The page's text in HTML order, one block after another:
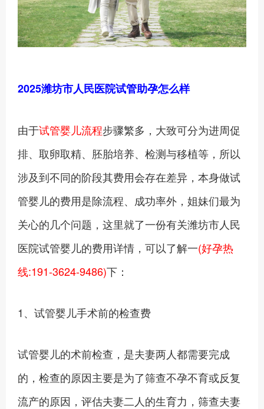
2025潍坊市人民医院试管助孕怎么样
由于试管婴儿流程步骤繁多，大致可分为进周促
排、取卵取精、胚胎培养、检测与移植等，所以
涉及到不同的阶段其费用会存在差异，本身做试
管婴儿的费用是除流程、成功率外，姐妹们最为
关心的几个问题，这里就了一份有关潍坊市人民
医院试管婴儿的费用详情，可以了解一(好孕热
线:191-3624-9486)下：
1、试管婴儿手术前的检查费
试管婴儿的术前检查，是夫妻两人都需要完成
的，检查的原因主要是为了筛查不孕不育或反复
流产的原因，评估夫妻二人的生育力，筛查夫妻